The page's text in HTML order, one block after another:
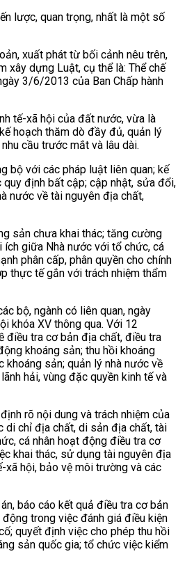
lược, quan trọng, nhất là một số
xuất phát từ bối cảnh nêu trên,
xây dựng Luật, cụ thể là: Thể chế
3/6/2013 của Ban Chấp hành
tế-xã hội của đất nước, vừa là
hoạch thăm dò đầy đủ, quản lý
cầu trước mắt và lâu dài.
bộ với các pháp luật liên quan; kế
quy định bất cập; cập nhật, sửa đổi,
nước về tài nguyên địa chất,
sản chưa khai thác; tăng cường
giữa Nhà nước với tổ chức, cá
phân cấp, phân quyền cho chính
thực tế gắn với trách nhiệm thẩm
bộ, ngành có liên quan, ngày
khóa XV thông qua. Với 12
điều tra cơ bản địa chất, điều tra
khoáng sản; thu hồi khoáng
khoáng sản; quản lý nhà nước về
hải, vùng đặc quyền kinh tế và
rõ nội dung và trách nhiệm của
di chỉ địa chất, di sản địa chất, tài
cá nhân hoạt động điều tra cơ
khai thác, sử dụng tài nguyên địa
hội, bảo vệ môi trường và các
báo cáo kết quả điều tra cơ bản
trong việc đánh giá điều kiện
quyết định việc cho phép thu hồi
sản quốc gia; tổ chức việc kiểm